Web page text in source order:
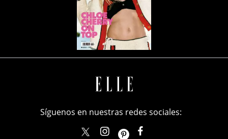
Síguenos en nuestras redes sociales:
elle_mexicoellemexico